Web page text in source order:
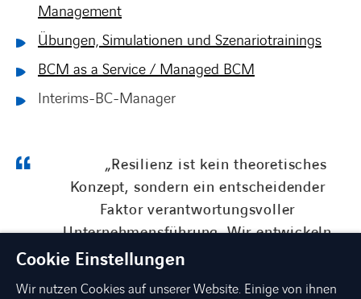
Management
Übungen, Simulationen und Szenariotrainings
BCM as a Service / Managed BCM
Interims-BC-Manager
„Resilienz ist kein theoretisches
Konzept, sondern ein entscheidender
Faktor verantwortungsvoller
Unternehmensführung. Wir entwickeln
Krisenpläne, die im Ernstfall tragen —
Cookie Einstellungen
Wir nutzen Cookies auf unserer Website. Einige von ihnen